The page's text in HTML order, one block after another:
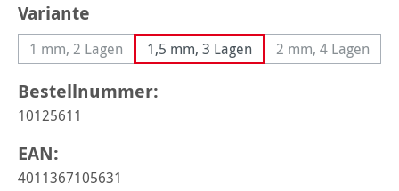
Variante
1 mm, 2 Lagen(Diese Option ist zurzeit nicht verfügbar.)
1,5 mm, 3 Lagen 2 mm, 4 Lagen
(Diese
Bestellnummer:
10125611
EAN:
4011367105631